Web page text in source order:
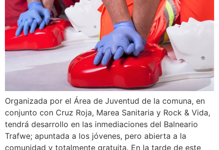
Organizada por el Área de Juventud de la comuna, en
conjunto con Cruz Roja, Marea Sanitaria y Rock & Vida,
tendrá desarrollo en las inmediaciones del Balneario
Trafwe; apuntada a los jóvenes, pero abierta a la
comunidad y totalmente gratuita. En la tarde de este